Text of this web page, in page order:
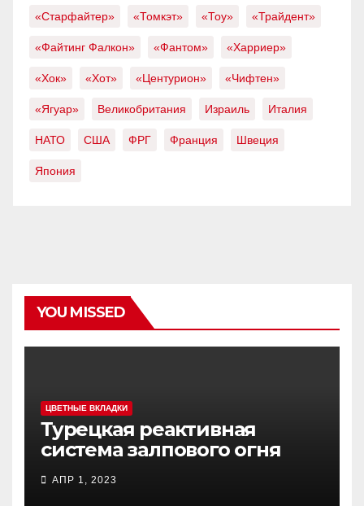
«Старфайтер» «Томкэт» «Тоу» «Трайдент»
«Файтинг Фалкон» «Фантом» «Харриер»
«Хок» «Хот» «Центурион» «Чифтен»
«Ягуар» Великобритания Израиль Италия
НАТО США ФРГ Франция Швеция
Япония
YOU MISSED
ЦВЕТНЫЕ ВКЛАДКИ
Турецкая реактивная
система залпового огня
MCL (Multi-Caliber Launcher)
АПР 1, 2023